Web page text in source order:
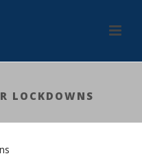
LOCKDOWNS